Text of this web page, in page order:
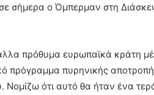
σήμερα ο Όμπερμαν στη
πρόθυμα ευρωπαϊκά κράτη
πρόγραμμα πυρηνικής
Νομίζω ότι αυτό θα ήταν ένα